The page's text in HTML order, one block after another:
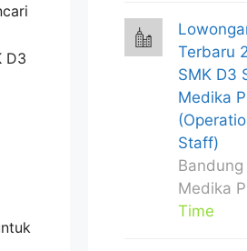
D3
Terbaru
SMK D3
Medika
Staff)
Bandung
Medika
Time